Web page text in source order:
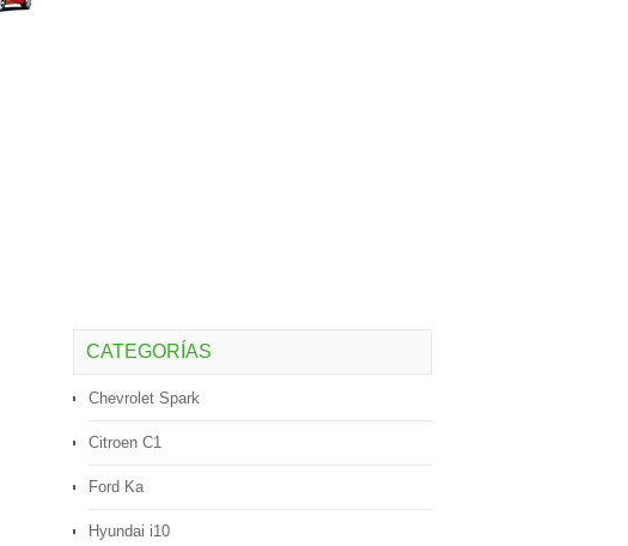
CATEGORÍAS
Chevrolet Spark
Citroen C1
Ford Ka
Hyundai i10